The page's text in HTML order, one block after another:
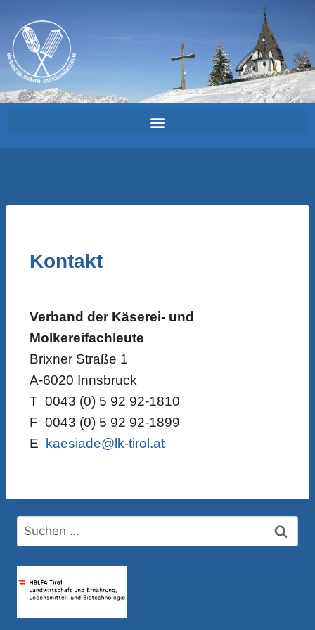
Kontakt
Verband der Käserei- und
Molkereifachleute
Brixner Straße 1
A-6020 Innsbruck
T 0043 (0) 5 92 92-1810
F 0043 (0) 5 92 92-1899
E
kaesiade@lk-tirol.at